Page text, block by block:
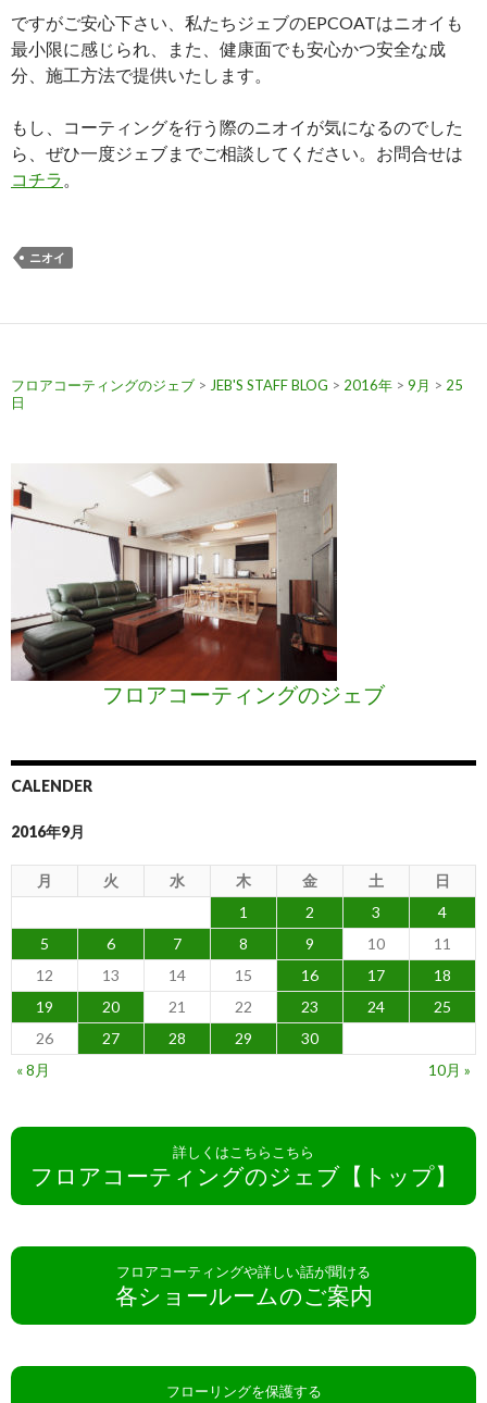
ですがご安心下さい、私たちジェブのEPCOATはニオイも
最小限に感じられ、また、健康面でも安心かつ安全な成
分、施工方法で提供いたします。
もし、コーティングを行う際のニオイが気になるのでした
ら、ぜひ一度ジェブまでご相談してください。お問合せは
コチラ 。
ニオイ
フロアコーティングのジェブ > JEB'S STAFF BLOG > 2016年 > 9月 > 25
日
フロアコーティングのジェブ
CALENDER
2016年9月
月 火 水 木 金 土
日
1
2 3
4
5
6 7 8 9 10
11
12
13 14 15 16 17
18
19
20 21 22 23 24
25
26
27 28 29
30
« 8月
10月 »
詳しくはこちらこちら
フロアコーティングのジェブ【トップ】
フロアコーティングや詳しい話が聞ける
各ショールームのご案内
フローリングを保護する